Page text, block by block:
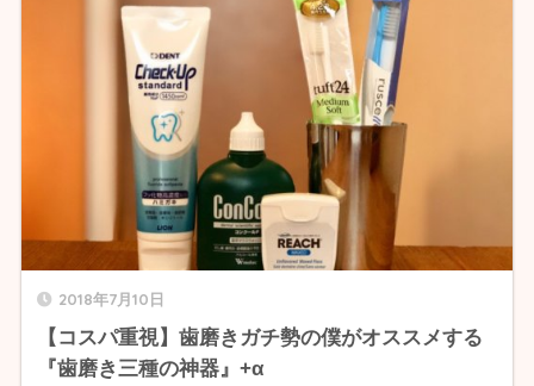
2018年7月10日
【コスパ重視】歯磨きガチ勢の僕がオススメする
『歯磨き三種の神器』+α